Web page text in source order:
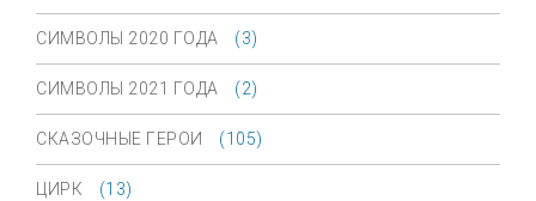
СИМВОЛЫ 2020 ГОДА (3)
СИМВОЛЫ 2021 ГОДА (2)
СКАЗОЧНЫЕ ГЕРОИ (105)
ЦИРК (13)